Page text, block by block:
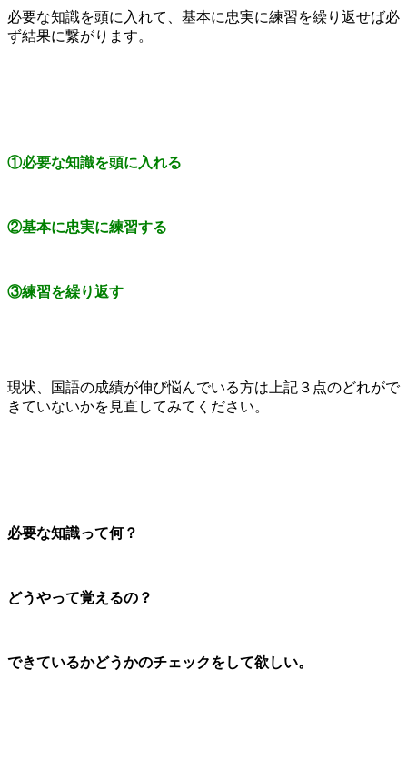
必要な知識を頭に入れて、基本に忠実に練習を繰り返せば必
ず結果に繋がります。
①必要な知識を頭に入れる
②基本に忠実に練習する
③練習を繰り返す
現状、国語の成績が伸び悩んでいる方は上記３点のどれがで
きていないかを見直してみてください。
必要な知識って何？
どうやって覚えるの？
できているかどうかのチェックをして欲しい。